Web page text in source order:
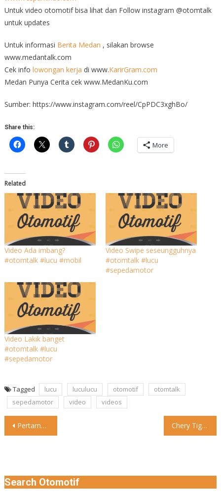
Untuk video otomotif bisa lihat dan Follow instagram @otomtalk
untuk updates
Untuk informasi Berita Medan , silakan browse
www.medantalk.com
Cek info lowongan kerja di www.KarirGram.com
Medan Punya Cerita cek www.MedanKu.com
Sumber: https://www.instagram.com/reel/CpPDC3xghBo/
Share this:
More
Related
Video Ada imbang?
#otomtalk #lucu #mobil
Video Swipe seseungguhnya
#otomtalk #lucu
#sepedamotor
Video Lakik banget
#otomtalk #lucu
#sepedamotor
Tagged lucu luculucu otomotif
otomtalk
sepedamotor
video videos
Post
Pertamax Naik! Ini Daftar Harga Terbaru BBM di SPBU Pertamina Chery Tiggo 9 Meluncur, Harga Rp 350 Jutaan Chery baru
Search Otomotif